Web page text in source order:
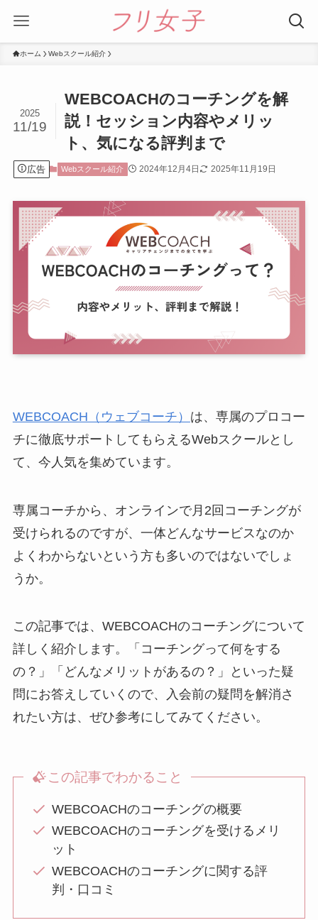
ホーム Webスクール紹介
WEBCOACHのコーチングを解
説！セッション内容やメリッ
ト、気になる評判まで
2025
11/19
広告 Webスクール紹介 2024年12月4日 2025年11月19日
WEBCOACH（ウェブコーチ） は、専属のプロコー
チに徹底サポートしてもらえるWebスクールとし
て、今人気を集めています。
専属コーチから、オンラインで月2回コーチングが
受けられるのですが、一体どんなサービスなのか
よくわからないという方も多いのではないでしょ
うか。
この記事では、WEBCOACHのコーチングについて
詳しく紹介します。「コーチングって何をする
の？」「どんなメリットがあるの？」といった疑
問にお答えしていくので、入会前の疑問を解消さ
れたい方は、ぜひ参考にしてみてください。
この記事でわかること
WEBCOACHのコーチングの概要
WEBCOACHのコーチングを受けるメリ
ット
WEBCOACHのコーチングに関する評
判・口コミ